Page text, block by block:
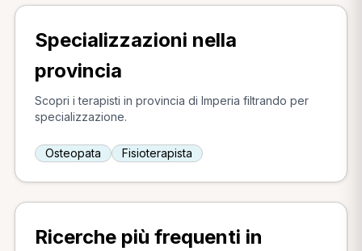
Specializzazioni nella
provincia
Scopri i terapisti in provincia di Imperia filtrando per
specializzazione.
Osteopata Fisioterapista
Ricerche più frequenti in